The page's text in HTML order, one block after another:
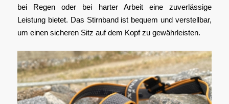
bei Regen oder bei harter Arbeit eine zuverlässige
Leistung bietet. Das Stirnband ist bequem und verstellbar,
um einen sicheren Sitz auf dem Kopf zu gewährleisten.